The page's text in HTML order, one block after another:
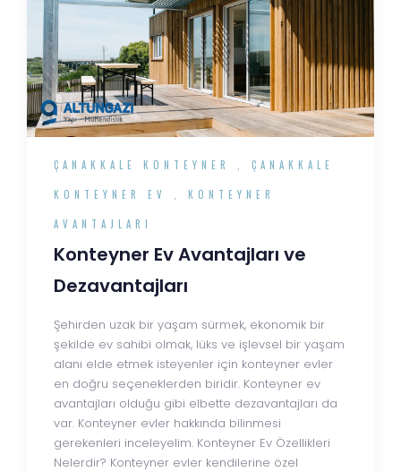
ÇANAKKALE KONTEYNER ÇANAKKALE
KONTEYNER EV KONTEYNER
AVANTAJLARI
Konteyner Ev Avantajları ve
Dezavantajları
Şehirden uzak bir yaşam sürmek, ekonomik bir
şekilde ev sahibi olmak, lüks ve işlevsel bir yaşam
alanı elde etmek isteyenler için konteyner evler
en doğru seçeneklerden biridir. Konteyner ev
avantajları olduğu gibi elbette dezavantajları da
var. Konteyner evler hakkında bilinmesi
gerekenleri inceleyelim. Konteyner Ev Özellikleri
Nelerdir? Konteyner evler kendilerine özel